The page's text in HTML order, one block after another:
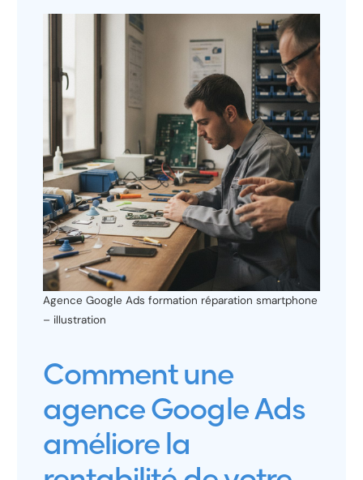
Agence Google Ads formation réparation smartphone
– illustration
Comment une
agence Google Ads
améliore la